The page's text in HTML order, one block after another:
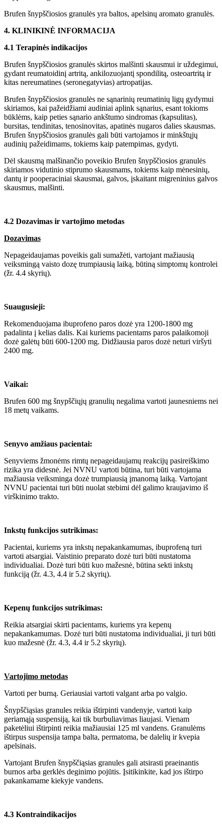
Brufen šnypščiosios granulės yra baltos, apelsinų aromato granulės.
4. KLINIKINĖ INFORMACIJA
4.1 Terapinės indikacijos
Brufen šnypščiosios granulės skirtos malšinti skausmui ir uždegimui,
gydant reumatoidinį artritą, ankilozuojantį spondilitą, osteoartritą ir
kitas nereumatines (seronegatyvias) artropatijas.
Brufen šnypščiosios granulės ne sąnarinių reumatinių ligų gydymui
skiriamos, kai pažeidžiami audiniai aplink sąnarius, esant tokioms
būklėms, kaip peties sąnario ankštumo sindromas (kapsulitas),
bursitas, tendinitas, tenosinovitas, apatinės nugaros dalies skausmas.
Brufen šnypščiosios granulės gali būti vartojamos ir minkštųjų
audinių pažeidimams, tokiems kaip patempimas, gydyti.
Dėl skausmą malšinančio poveikio Brufen šnypščiosios granulės
skiriamos vidutinio stiprumo skausmams, tokiems kaip mėnesinių,
dantų ir pooperaciniai skausmai, galvos, įskaitant migreninius galvos
skausmus, malšinti.
4.2 Dozavimas ir vartojimo metodas
Dozavimas
Nepageidaujamas poveikis gali sumažėti, vartojant mažiausią
veiksmingą vaisto dozę trumpiausią laiką, būtiną simptomų kontrolei
(žr. 4.4 skyrių).
Suaugusieji:
Rekomenduojama ibuprofeno paros dozė yra 1200-1800 mg
padalinta į kelias dalis. Kai kuriems pacientams paros palaikomoji
dozė galėtų būti 600-1200 mg. Didžiausia paros dozė neturi viršyti
2400 mg.
Vaikai:
Brufen 600 mg šnypščiųjų granulių negalima vartoti jaunesniems nei
18 metų vaikams.
Senyvo amžiaus pacientai:
Senyviems žmonėms rimtų nepageidaujamų reakcijų pasireiškimo
rizika yra didesnė. Jei NVNU vartoti būtina, turi būti vartojama
mažiausia veiksminga dozė trumpiausią įmanomą laiką. Vartojant
NVNU pacientai turi būti nuolat stebimi dėl galimo kraujavimo iš
virškinimo trakto.
Inkstų funkcijos sutrikimas:
Pacientai, kuriems yra inkstų nepakankamumas, ibuprofeną turi
vartoti atsargiai. Vaistinio preparato dozė turi būti nustatoma
individualiai. Dozė turi būti kuo mažesnė, būtina sekti inkstų
funkciją (žr. 4.3, 4.4 ir 5.2 skyrių).
Kepenų funkcijos sutrikimas:
Reikia atsargiai skirti pacientams, kuriems yra kepenų
nepakankamumas. Dozė turi būti nustatoma individualiai, ji turi būti
kuo mažesnė (žr. 4.3, 4.4 ir 5.2 skyrių).
Vartojimo metodas
Vartoti per burną. Geriausiai vartoti valgant arba po valgio.
Šnypščiąsias granules reikia ištirpinti vandenyje, vartoti kaip
geriamąją suspensiją, kai tik burbuliavimas liaujasi. Vienam
paketėliui ištirpinti reikia mažiausiai 125 ml vandens. Granulėms
ištirpus suspensija tampa balta, permatoma, be dalelių ir kvepia
apelsinais.
Vartojant Brufen šnypščiąsias granules gali atsirasti praeinantis
burnos arba gerklės deginimo pojūtis. Įsitikinkite, kad jos ištirpo
pakankamame kiekyje vandens.
4.3 Kontraindikacijos